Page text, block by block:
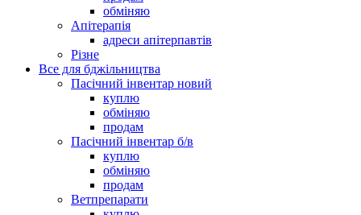
обміняю
Апітерапія
адреси апітерпавтів
Різне
Все для бджільництва
Пасічний інвентар новий
куплю
обміняю
продам
Пасічний інвентар б/в
куплю
обміняю
продам
Ветпрепарати